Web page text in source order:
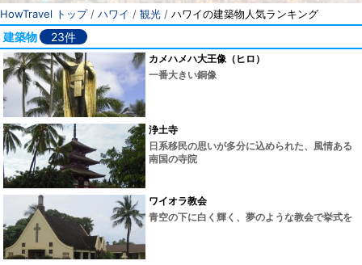
HowTravel トップ/ ハワイ / 観光 / ハワイの建築物人気ランキング
建築物 23件
カメハメハ大王像（ヒロ）
一番大きい銅像
浄土寺
日系移民の思いが多分に込められた、風情ある
南国の寺院
ワイオラ教会
青空の下に白く輝く、夢のような教会で挙式を